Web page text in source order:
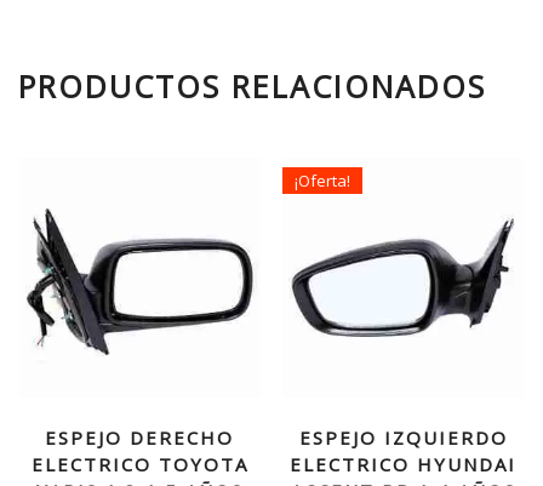
PRODUCTOS RELACIONADOS
ESPEJO DERECHO
ELECTRICO TOYOTA
¡Oferta!
ESPEJO IZQUIERDO
ELECTRICO HYUNDAI